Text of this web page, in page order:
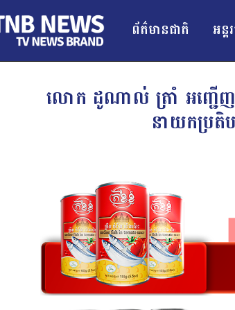
ព័ត៌មានជាតិ អន្ដ
លោក ដូណាល់ ត្រាំ អញ្ជើ
នាយកប្រ